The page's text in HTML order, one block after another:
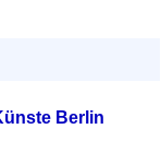
Berlin